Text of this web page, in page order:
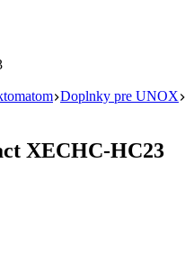
Doplnky pre UNOX
XECHC-HC23